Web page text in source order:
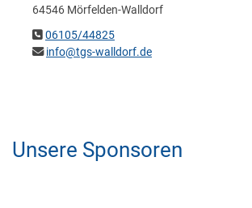
64546 Mörfelden-Walldorf
06105/44825
info@tgs-walldorf.de
Unsere Sponsoren